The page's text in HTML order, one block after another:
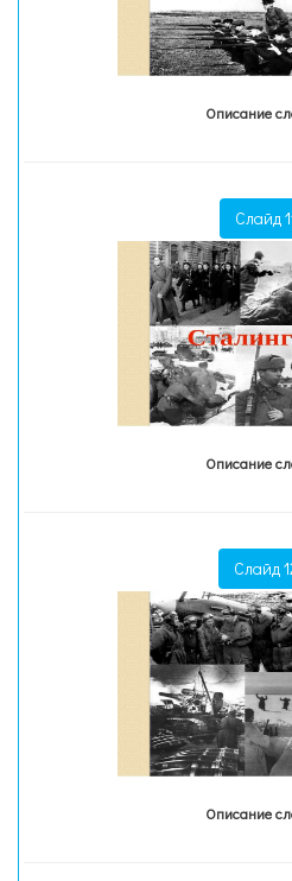
Описание
Слайд
Описание
Слайд
Описание